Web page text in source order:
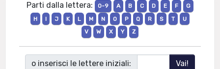
Parti dalla lettera: 0-9 A B C D E F
G
H
I J K L M N O P Q R S T
U
V
W X Y Z
o inserisci le lettere iniziali: